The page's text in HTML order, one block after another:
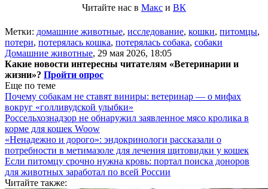
Читайте нас в Макс и ВК
Метки: домашние животные, исследование, кошки, питомцы,
потери, потерялась кошка, потерялась собака, собаки
Домашние животные, 29 мая 2026, 18:05
Какие новости интересны читателям «Ветеринарии и
жизни»? Пройти опрос
Еще по теме
Почему собакам не ставят виниры: ветеринар — о мифах
вокруг «голливудской улыбки»
Россельхознадзор не обнаружил заявленное мясо кролика в
корме для кошек Woow
«Ненадежно и дорого»: эндокринологи рассказали о
потребности в метимазоле для лечения щитовидки у кошек
Если питомцу срочно нужна кровь: портал поиска доноров
для животных заработал по всей России
Читайте также: